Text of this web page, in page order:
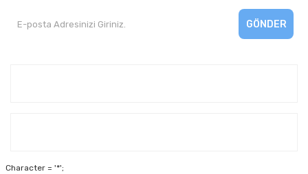
GÖNDER
Character = '*';